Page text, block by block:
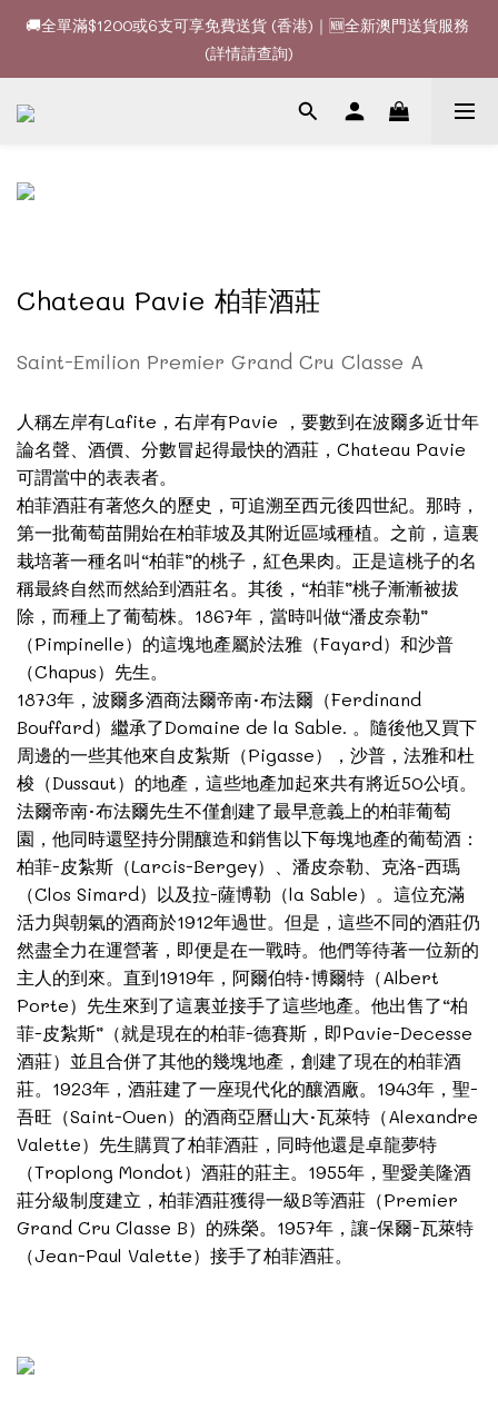
🚚全單滿$1200或6支可享免費送貨 (香港)｜🆕全新澳門送貨服務
(詳情請查詢)
🚚全單滿$1200或6支可享免費送貨 (香港)｜🆕全新澳門送貨服務
(詳情請查詢)
你的最佳婚宴酒酒商
Chateau Pavie 柏菲酒莊
Saint-Emilion Premier Grand Cru Classe A
人稱左岸有Lafite，右岸有Pavie ，要數到在波爾多近廿年
論名聲、酒價、分數冒起得最快的酒莊，Chateau Pavie
可謂當中的表表者。
柏菲酒莊有著悠久的歷史，可追溯至西元後四世紀。那時，
第一批葡萄苗開始在柏菲坡及其附近區域種植。之前，這裏
栽培著一種名叫“柏菲”的桃子，紅色果肉。正是這桃子的名
稱最終自然而然給到酒莊名。其後，“柏菲”桃子漸漸被拔
除，而種上了葡萄株。1867年，當時叫做“潘皮奈勒”
（Pimpinelle）的這塊地產屬於法雅（Fayard）和沙普
（Chapus）先生。
1873年，波爾多酒商法爾帝南·布法爾（Ferdinand
Bouffard）繼承了Domaine de la Sable. 。隨後他又買下
周邊的一些其他來自皮紮斯（Pigasse），沙普，法雅和杜
梭（Dussaut）的地產，這些地產加起來共有將近50公頃。
法爾帝南·布法爾先生不僅創建了最早意義上的柏菲葡萄
園，他同時還堅持分開釀造和銷售以下每塊地產的葡萄酒：
柏菲-皮紮斯（Larcis-Bergey）、潘皮奈勒、克洛-西瑪
（Clos Simard）以及拉-薩博勒（la Sable）。這位充滿
活力與朝氣的酒商於1912年過世。但是，這些不同的酒莊仍
然盡全力在運營著，即便是在一戰時。他們等待著一位新的
主人的到來。直到1919年，阿爾伯特·博爾特（Albert
Porte）先生來到了這裏並接手了這些地產。他出售了“柏
菲-皮紮斯”（就是現在的柏菲-德賽斯，即Pavie-Decesse
酒莊）並且合併了其他的幾塊地產，創建了現在的柏菲酒
莊。1923年，酒莊建了一座現代化的釀酒廠。1943年，聖-
吾旺（Saint-Ouen）的酒商亞曆山大·瓦萊特（Alexandre
Valette）先生購買了柏菲酒莊，同時他還是卓龍夢特
（Troplong Mondot）酒莊的莊主。1955年，聖愛美隆酒
莊分級制度建立，柏菲酒莊獲得一級B等酒莊（Premier
Grand Cru Classe B）的殊榮。1957年，讓-保爾-瓦萊特
（Jean-Paul Valette）接手了柏菲酒莊。